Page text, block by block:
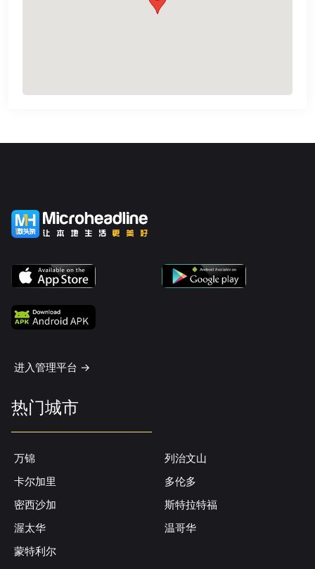
进入管理平台 ->
热门城市
万锦
列治文山
卡尔加里
多伦多
密西沙加
斯特拉特福
渥太华
温哥华
蒙特利尔